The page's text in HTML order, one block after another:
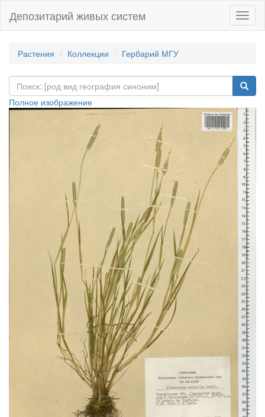
Депозитарий живых систем
Растения Коллекции Гербарий МГУ
Полное изображение